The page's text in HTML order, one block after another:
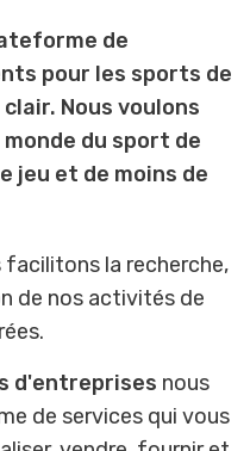
de
pour les sports de
Nous voulons
du sport de
jeu et de moins de
facilitons la recherche,
de nos activités de
d'entreprises nous
de services qui vous